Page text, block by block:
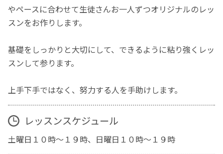
やペースに合わせて生徒さんお一人ずつオリジナルのレッ
スンをお作りします。
基礎をしっかりと大切にして、できるように粘り強くレッ
スンして参ります。
​​上手下手ではなく、努力する人を手助けします。
レッスンスケジュール
土曜日１０時～１９時、日曜日１０時～１９時